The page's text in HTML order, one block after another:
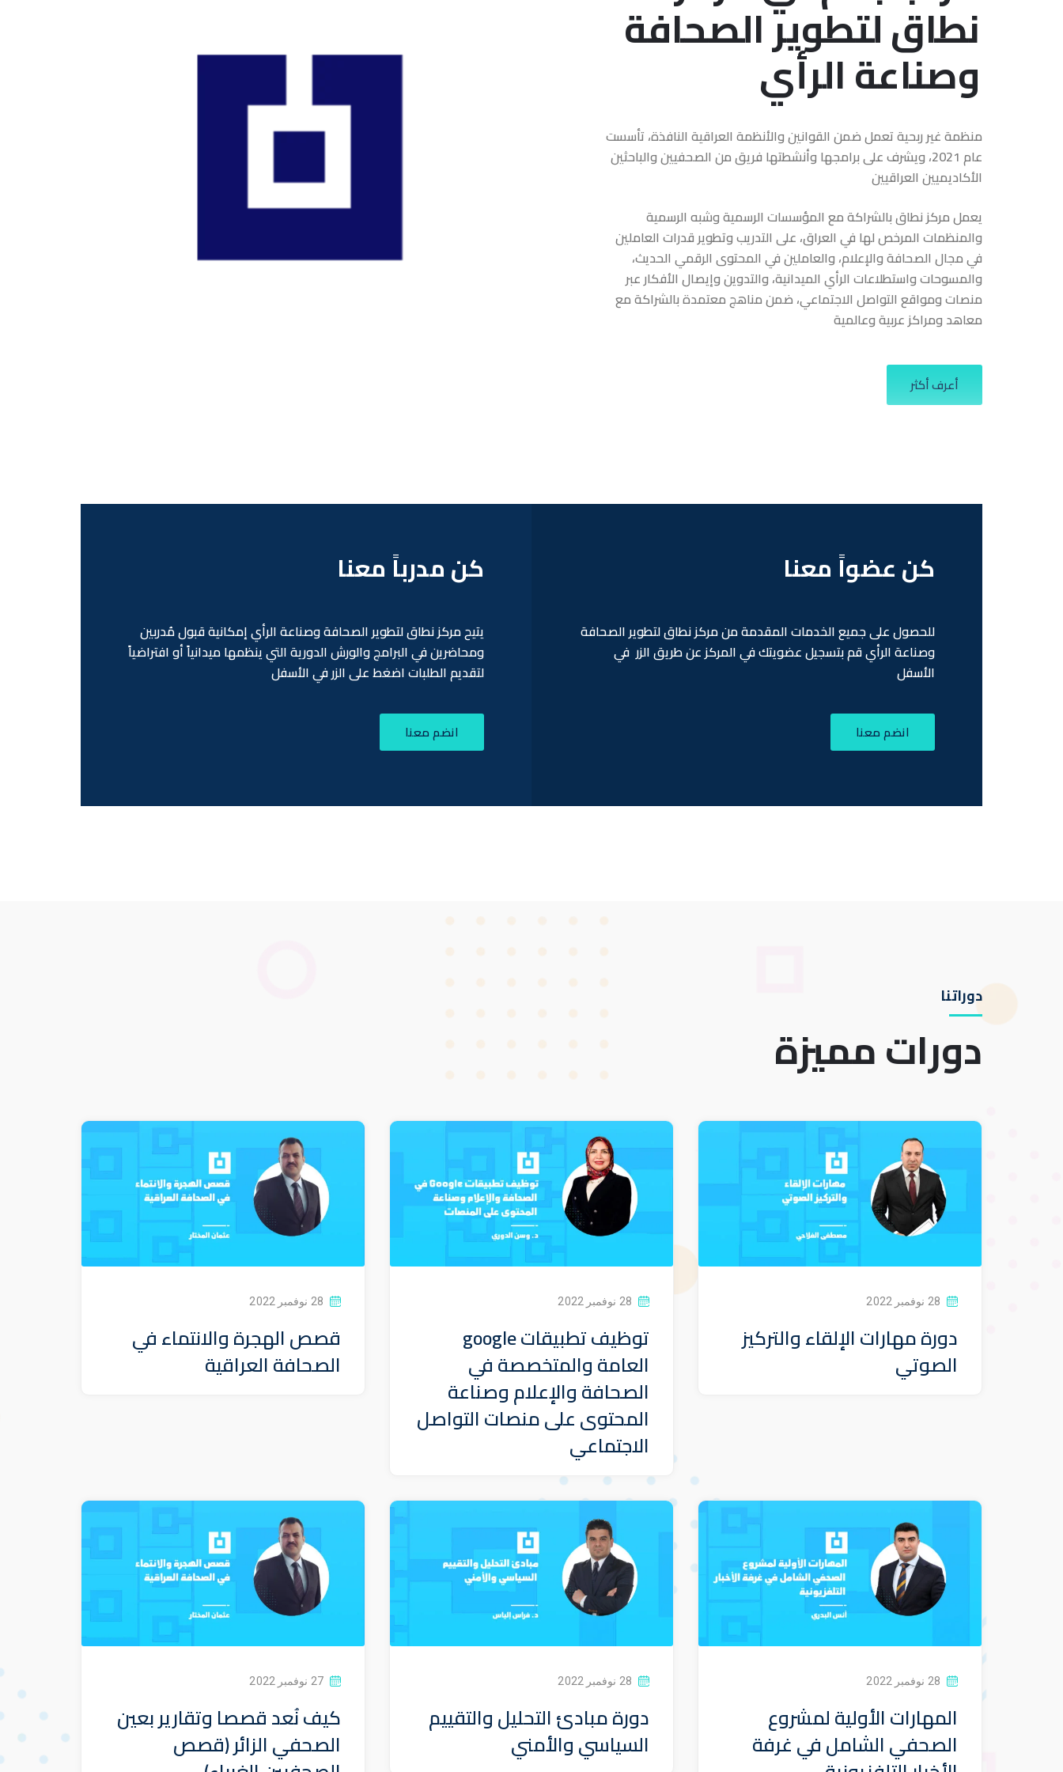
نطاق لتطوير الصحافة
وصناعة الرأي
منظمة غير ربحية تعمل ضمن القوانين والأنظمة العراقية النافذة، تأسست
عام 2021، ويشرف على برامجها وأنشطتها فريق من الصحفيين والباحثين
الأكاديميين العراقيين
يعمل مركز نطاق بالشراكة مع المؤسسات الرسمية وشبه الرسمية
والمنظمات المرخص لها في العراق، على التدريب وتطوير قدرات العاملين
في مجال الصحافة والإعلام، والعاملين في المحتوى الرقمي الحديث،
والمسوحات واستطلاعات الرأي الميدانية، والتدوين وإيصال الأفكار عبر
منصات ومواقع التواصل الاجتماعي، ضمن مناهج معتمدة بالشراكة مع
معاهد ومراكز عربية وعالمية
أعرف أكثر
كن عضواً معنا
للحصول على جميع الخدمات المقدمة من مركز نطاق لتطوير الصحافة
وصناعة الرأي قم بتسجيل عضويتك في المركز عن طريق الزر في
الأسفل
انضم معنا
كن مدرباً معنا
يتيح مركز نطاق لتطوير الصحافة وصناعة الرأي إمكانية قبول مُدربين
ومحاضرين في البرامج والورش الدورية التي ينظمها ميدانياً أو افتراضياً
لتقديم الطلبات اضغط على الزر في الأسفل
انضم معنا
دورات مميزة
دوراتنا
28 نوفمبر 2022
دورة مهارات الإلقاء والتركيز
الصوتي
28 نوفمبر 2022
توظيف تطبيقات google
العامة والمتخصصة في
الصحافة والإعلام وصناعة
المحتوى على منصات التواصل
الاجتماعي
28 نوفمبر 2022
قصص الهجرة والانتماء في
الصحافة العراقية
28 نوفمبر 2022
المهارات الأولية لمشروع
الصحفي الشامل في غرفة
28 نوفمبر 2022
دورة مبادئ التحليل والتقييم
السياسي والأمني
27 نوفمبر 2022
كيف نُعد قصصا وتقارير بعين
الصحفي الزائر (قصص